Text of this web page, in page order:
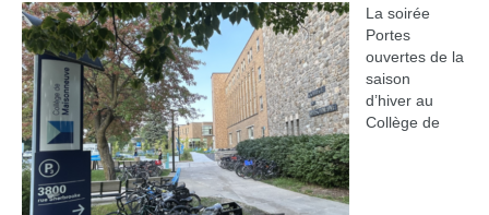
La soirée
Portes
ouvertes de la
saison
d’hiver au
Collège de